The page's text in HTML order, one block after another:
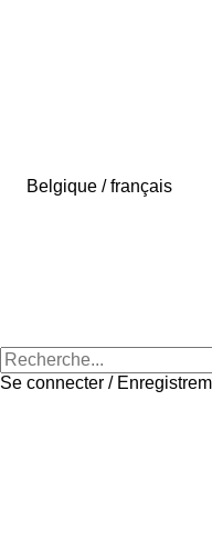
Belgique / français
Se connecter /